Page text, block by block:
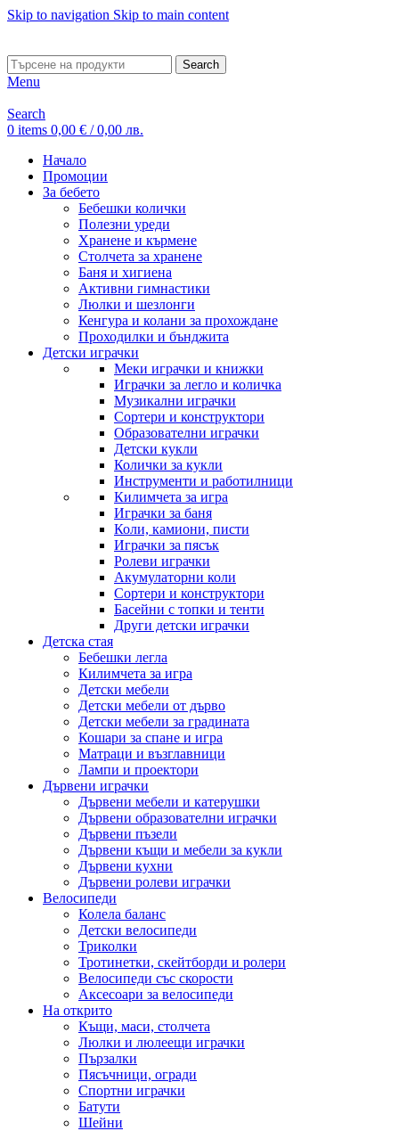
Skip to navigation Skip to main content
Search
Menu
Search
0 items 0,00 € / 0,00 лв.
Начало
Промоции
За бебето
Бебешки колички
Полезни уреди
Хранене и кърмене
Столчета за хранене
Баня и хигиена
Активни гимнастики
Люлки и шезлонги
Кенгура и колани за прохождане
Проходилки и бънджита
Детски играчки
Меки играчки и книжки
Играчки за легло и количка
Музикални играчки
Сортери и конструктори
Образователни играчки
Детски кукли
Колички за кукли
Инструменти и работилници
Килимчета за игра
Играчки за баня
Коли, камиони, писти
Играчки за пясък
Ролеви играчки
Акумулаторни коли
Сортери и конструктори
Басейни с топки и тенти
Други детски играчки
Детска стая
Бебешки легла
Килимчета за игра
Детски мебели
Детски мебели от дърво
Детски мебели за градината
Кошари за спане и игра
Матраци и възглавници
Лампи и проектори
Дървени играчки
Дървени мебели и катерушки
Дървени образователни играчки
Дървени пъзели
Дървени къщи и мебели за кукли
Дървени кухни
Дървени ролеви играчки
Велосипеди
Колела баланс
Детски велосипеди
Триколки
Тротинетки, скейтборди и ролери
Велосипеди със скорости
Аксесоари за велосипеди
На открито
Къщи, маси, столчета
Люлки и люлеещи играчки
Пързалки
Пясъчници, огради
Спортни играчки
Батути
Шейни